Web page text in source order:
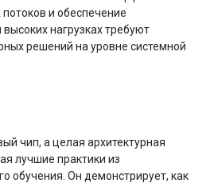
и обеспечение
нагрузках требуют
решений на уровне системной
чип, а целая архитектурная
лучшие практики из
обучения. Он демонстрирует, как